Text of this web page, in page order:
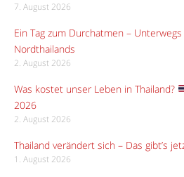
7. August 2026
Ein Tag zum Durchatmen –
Nordthailands
2. August 2026
Was kostet unser Leben in Thailand?
2026
2. August 2026
Thailand verändert sich – Das gibt’s
1. August 2026